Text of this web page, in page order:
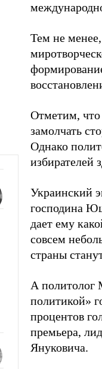
Тем не
Отметим, что
замолчать
Однако
избирателей
Украинский
господина
дает ему
совсем
страны
А политолог
политикой»
процентов
премьера,
Януковича.